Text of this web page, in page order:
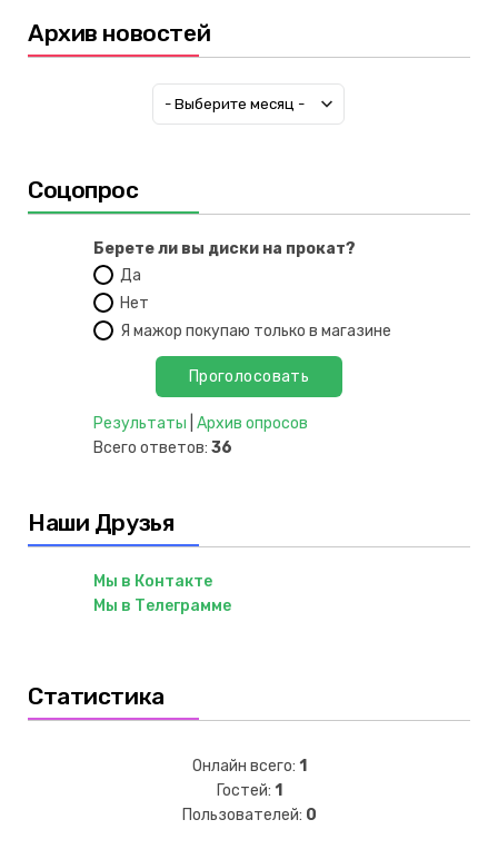
Архив новостей
Соцопрос
Берете ли вы диски на прокат?
Да
Нет
Я мажор покупаю только в магазине
Результаты Архив опросов
Всего ответов: 36
Наши Друзья
Мы в Контакте
Мы в Телеграмме
Статистика
Онлайн всего: 1
Гостей: 1
Пользователей: 0